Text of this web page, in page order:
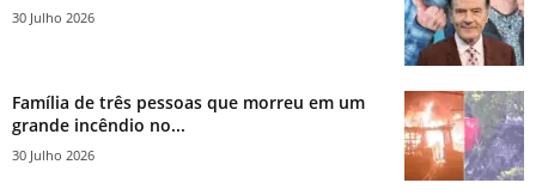
30 Julho 2026
Família de três pessoas que morreu em um
grande incêndio no...
30 Julho 2026